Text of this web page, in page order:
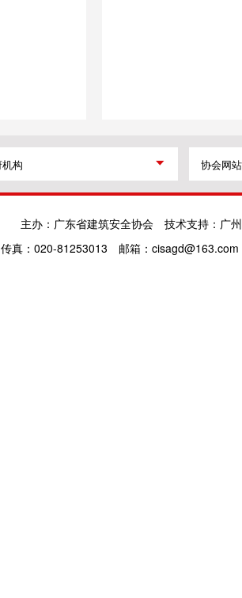
主办：广东省建筑安全协会
技术支持：广
传真：020-81253013
邮箱：cisagd@163.com